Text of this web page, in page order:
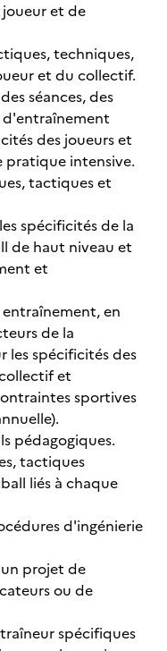
et de
techniques,
et du collectif.
séances, des
des joueurs et
pratique intensive.
tactiques et
spécificités de la
de haut niveau et
et
en
de la
les spécificités des
et
sportives
pédagogiques.
tactiques
liés à chaque
d'ingénierie
projet de
ou de
spécifiques